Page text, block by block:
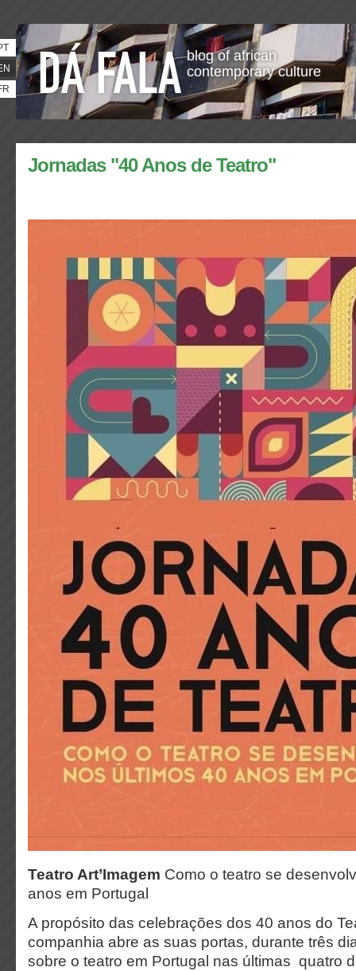
blog of african
contemporary culture
Jornadas "40 Anos de Teatro"
Teatro Art’Imagem Como o teatro se
anos em Portugal
A propósito das celebrações dos 40 anos do
companhia abre as suas portas, durante três
sobre o teatro em Portugal nas últimas quatro